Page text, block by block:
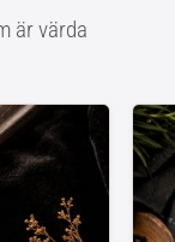
är värda